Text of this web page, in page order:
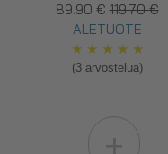
89.90 € 119.70 €
ALETUOTE
★ ★ ★ ★ ★
(3 arvostelua)